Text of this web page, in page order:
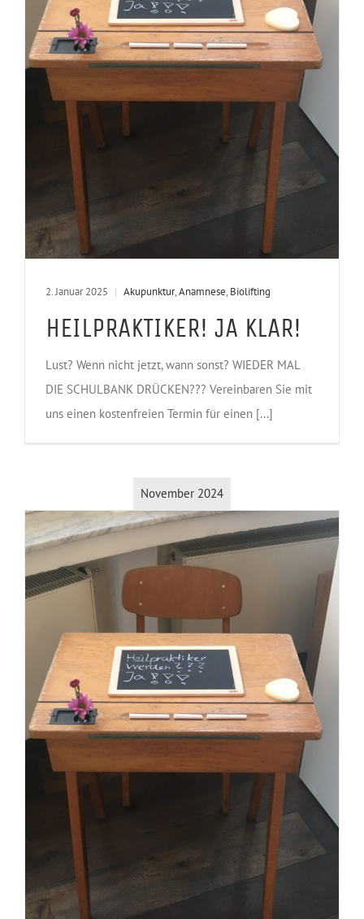
2. Januar 2025 | Akupunktur,Anamnese, Biolifting
HEILPRAKTIKER! JA KLAR!
Lust? Wenn nicht jetzt, wann sonst? WIEDER MAL
DIE SCHULBANK DRÜCKEN??? Vereinbaren Sie mit
uns einen kostenfreien Termin für einen [...]
November 2024